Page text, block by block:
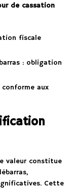
de cassation
fiscale
: obligation
aux
valeur constitue
Cette